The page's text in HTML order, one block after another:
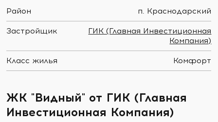
Район п. Краснодарский
Застройщик
ГИК (Главная Инвестиционная
Компания)
Класс жилья Комфорт
ЖК "Видный" от ГИК (Главная
Инвестиционная Компания)